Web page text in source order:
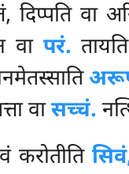
दिप्पति
वा परं.
वासच्चं.
करोतीति